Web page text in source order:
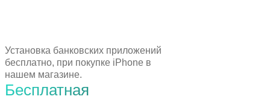
Установка банковских приложений
бесплатно, при покупке iPhone в
нашем магазине.
Бесплатная